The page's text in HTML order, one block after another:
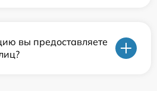
вы предоставляете